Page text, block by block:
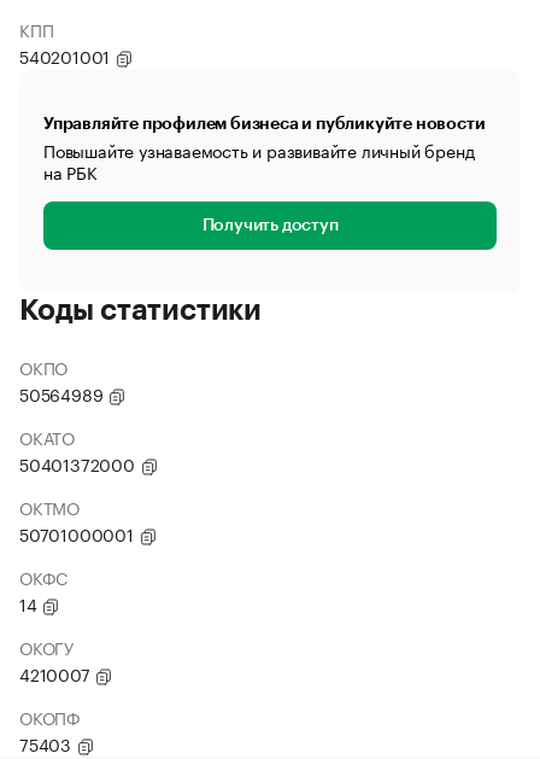
КПП
540201001
Управляйте профилем бизнеса и публикуйте новости
Повышайте узнаваемость и развивайте личный бренд
на РБК
Получить доступ
Коды статистики
ОКПО
50564989
ОКАТО
50401372000
ОКТМО
50701000001
ОКФС
14
ОКОГУ
4210007
ОКОПФ
75403